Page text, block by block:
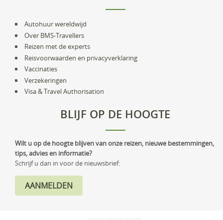
Autohuur wereldwijd
Over BMS-Travellers
Reizen met de experts
Reisvoorwaarden en privacyverklaring
Vaccinaties
Verzekeringen
Visa & Travel Authorisation
BLIJF OP DE HOOGTE
Wilt u op de hoogte blijven van onze reizen, nieuwe bestemmingen,
tips, advies en informatie?
Schrijf u dan in voor de nieuwsbrief: